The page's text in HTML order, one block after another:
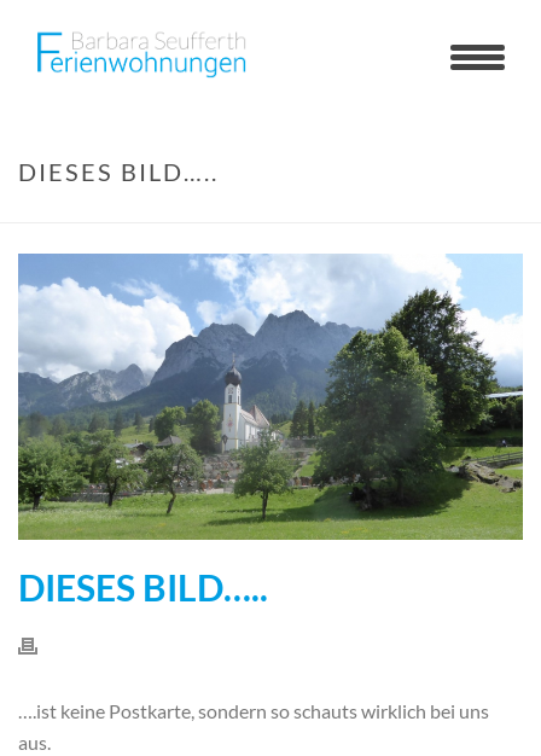
DIESES BILD…..
DIESES BILD…..
….ist keine Postkarte, sondern so schauts wirklich bei uns
aus.